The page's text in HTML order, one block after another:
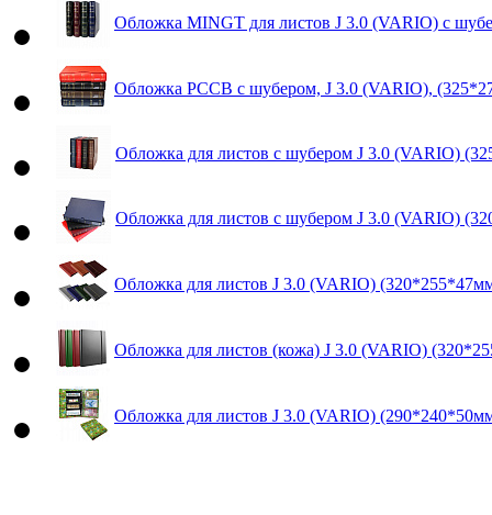
Обложка MINGT для листов J 3.0 (VARIO) с
Обложка РССВ с шубером, J 3.0 (VARIO),
Обложка для листов с шубером J 3.0 (VARIO)
Обложка для листов с шубером J 3.0 (VARIO)
Обложка для листов J 3.0 (VARIO)
Обложка для листов (кожа) J 3.0 (VARIO)
Обложка для листов J 3.0 (VARIO)